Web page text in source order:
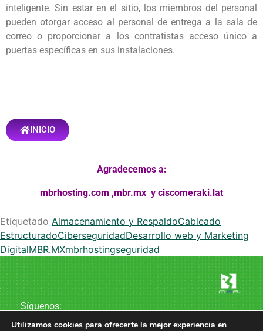
inteligente. Sin estar en el sitio, los miembros del personal
pueden otorgar acceso al personal de entrega a la sala de
correo o proporcionar a los contratistas acceso único a
puertas específicas en sus instalaciones.
INICIO
Agradecemos a:
mbrhosting.com ,mbr.mx y ciscomeraki.lat
Etiquetado Almacenamiento y RespaldoCableado
EstructuradoCiberseguridadDesarrollo web y Marketing
DigitalMBR.MXmbrhostingseguridad
Síguenos:
Utilizamos cookies para ofrecerte la mejor experiencia en